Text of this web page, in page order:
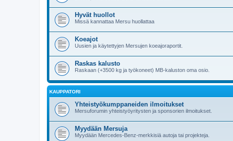
Hyvät huollot
Missä kannattaa Mersu huollattaa
Koeajot
Uusien ja käytettyjen Mersujen koeajoraportit.
Raskas kalusto
Raskaan (+3500 kg ja työkoneet) MB-kaluston oma osio.
KAUPPATORI
Yhteistyökumppaneiden ilmoitukset
Mersuforumin yhteistyöyritysten ja sponsorien ilmoitukset.
Myydään Mersuja
Myydään Mercedes-Benz-merkkisiä autoja tai projekteja.